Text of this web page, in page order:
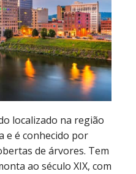
localizado na região
e é conhecido por
de árvores. Tem
ao século XIX, com